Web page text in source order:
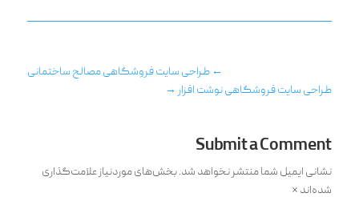
←طراحی سایت فروشگاهی مصالح ساختمانی
طراحی سایت فروشگاهی نوشت افزار→
Submit a Comment
نشانی ایمیل شما منتشر نخواهد شد.بخش‌های موردنیاز علامت‌گذاری
شده‌اند *